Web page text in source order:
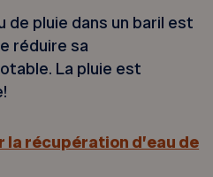
de pluie dans un baril est
réduire sa
La pluie est
la récupération d’eau de